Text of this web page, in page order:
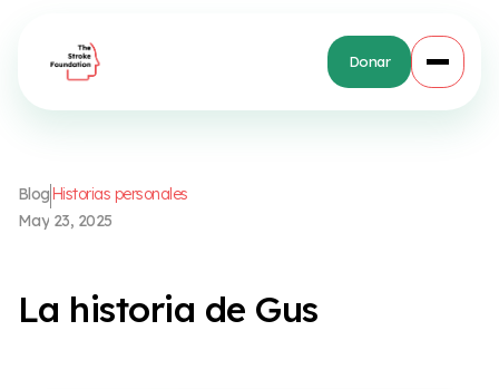
Donar
Blog Historias personales
May 23, 2025
La historia de Gus